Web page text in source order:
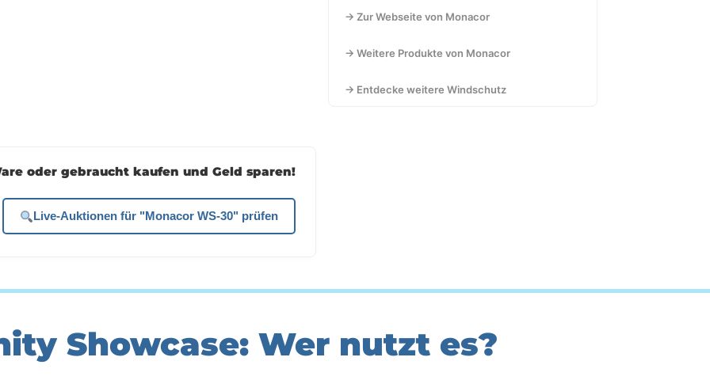
→ Zur Webseite von Monacor
→ Weitere Produkte von Monacor
→ Entdecke weitere Windschutz
oder gebraucht kaufen und Geld sparen!
Live-Auktionen für "Monacor WS-30" prüfen
Showcase: Wer nutzt es?